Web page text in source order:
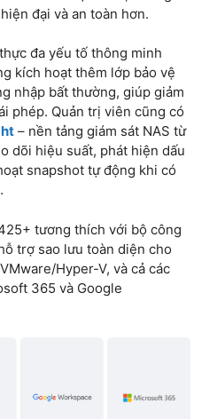
đại và an toàn hơn.
đa yếu tố thông minh
kích hoạt thêm lớp bảo vệ
nhập bất thường, giúp giảm
phép. Quản trị viên cũng có
– nền tảng giám sát NAS từ
dõi hiệu suất, phát hiện dấu
snapshot tự động khi có
tương thích với bộ công
trợ sao lưu toàn diện cho
Hyper-V, và cả các
365 và Google